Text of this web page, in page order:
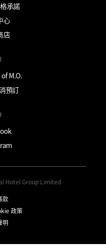
承諾
心
店
M.O.
預訂
Hotel Group Limited
款
政策
明